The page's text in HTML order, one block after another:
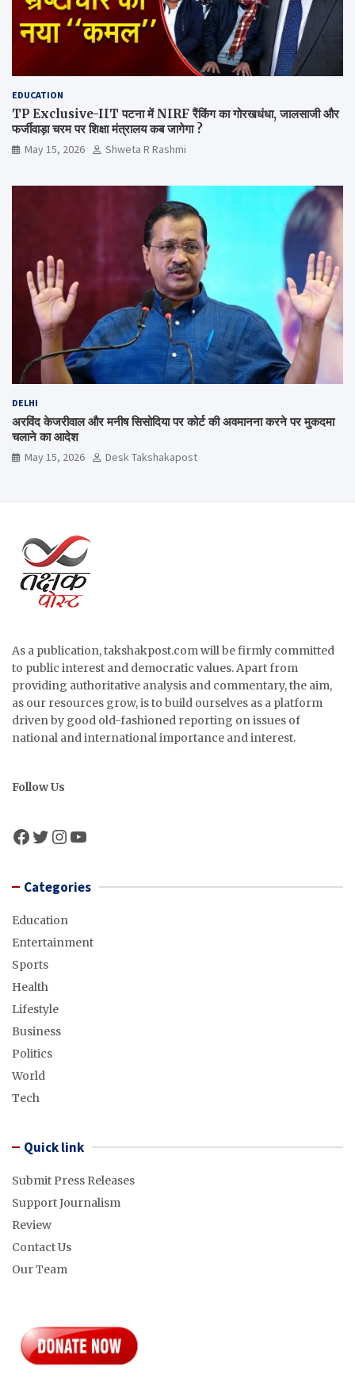
EDUCATION
TP Exclusive-IIT पटना में NIRF रैंकिंग का गोरखधंधा, जालसाजी और
फर्जीवाड़ा चरम पर शिक्षा मंत्रालय कब जागेगा ?
May 15, 2026 Shweta R Rashmi
DELHI
अरविंद केजरीवाल और मनीष सिसोदिया पर कोर्ट की अवमानना करने पर मुकदमा
चलाने का आदेश
May 15, 2026 Desk Takshakapost
As a publication, takshakpost.com will be firmly committed
to public interest and democratic values. Apart from
providing authoritative analysis and commentary, the aim,
as our resources grow, is to build ourselves as a platform
driven by good old-fashioned reporting on issues of
national and international importance and interest.
Follow Us
Facebook
Twitter
Instagram
YouTube
Categories
Education
Entertainment
Sports
Health
Lifestyle
Business
Politics
World
Tech
Quick link
Submit Press Releases
Support Journalism
Review
Contact Us
Our Team